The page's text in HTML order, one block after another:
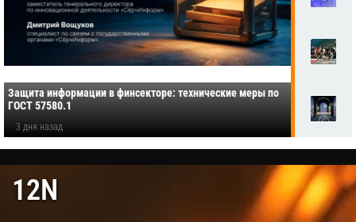
Защита информации в финсекторе: технические меры по
ГОСТ 57580.1
3 дня назад
12N